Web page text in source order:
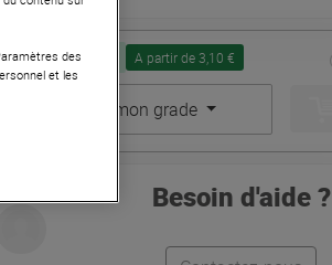
Seconde Vie : A partir de 3,10 €
Choisir mon grade
Besoin d'aide ?
des
et les